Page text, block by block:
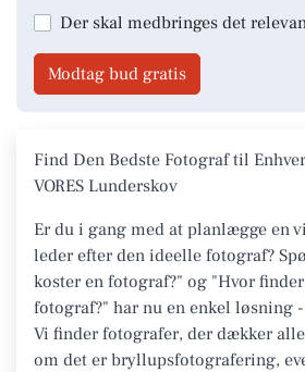
Der skal medbringes det
Modtag bud gratis
Find Den Bedste Fotograf til
VORES Lunderskov
Er du i gang med at planlægge en
leder efter den ideelle fotograf?
koster en fotograf?" og "Hvor
fotograf?" har nu en enkel løsning -
Vi finder fotografer, der dækker
om det er bryllupsfotografering,